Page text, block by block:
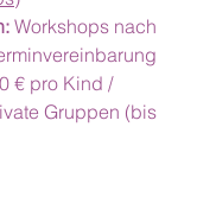
Workshops nach
€ pro Kind /
Gruppen (bis